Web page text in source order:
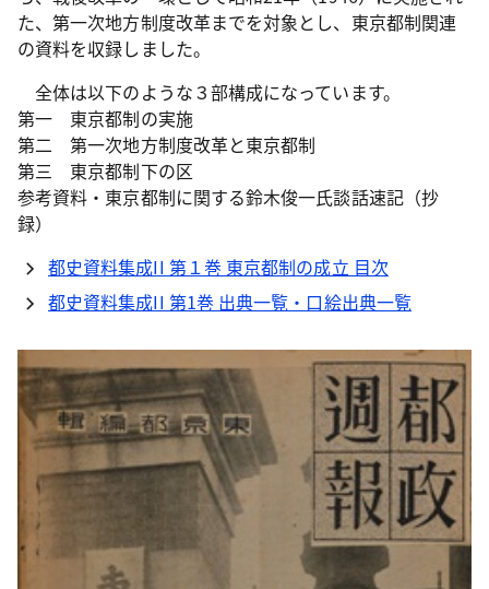
た、第一次地方制度改革までを対象とし、東京都制関連
の資料を収録しました。
全体は以下のような３部構成になっています。
第一 東京都制の実施
第二 第一次地方制度改革と東京都制
第三 東京都制下の区
参考資料・東京都制に関する鈴木俊一氏談話速記（抄
録）
都史資料集成II 第１巻 東京都制の成立 目次
都史資料集成II 第1巻 出典一覧・口絵出典一覧